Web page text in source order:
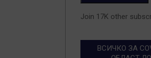
Join 17K other
ВСИЧКО ЗА